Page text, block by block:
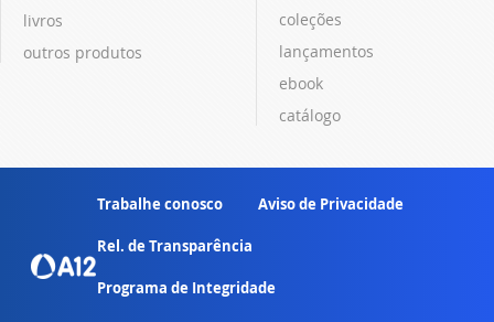
livros
outros produtos
coleções
lançamentos
ebook
catálogo
Trabalhe conosco Aviso de Privacidade
Rel. de Transparência
Programa de Integridade